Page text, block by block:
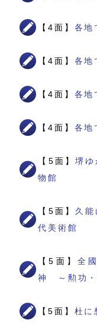
【4面】 各地
【4面】 各地
【4面】 各地
【4面】 各地
【5面】堺
物館
【5面】 久
代美術館
【5面】 全
神 ～勲功・
【5面】 杜に